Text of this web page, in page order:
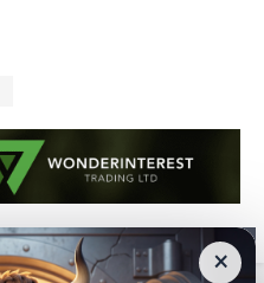
že odkládá plánované
×